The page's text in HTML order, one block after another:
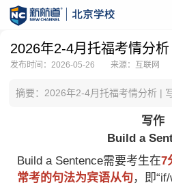
2026年2-4月托福考情分
发布时间：2026-05-26 来源：互联网
摘要：2026年2-4月托福考情分析 |
写作
Build a
Build a Sentence需要考生在7
常考的句法为宾语从句，即